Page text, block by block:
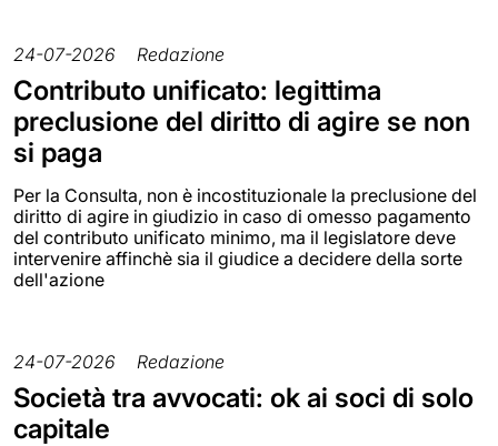
24-07-2026 Redazione
Contributo unificato: legittima
preclusione del diritto di agire se non
si paga
Per la Consulta, non è incostituzionale la preclusione del
diritto di agire in giudizio in caso di omesso pagamento
del contributo unificato minimo, ma il legislatore deve
intervenire affinchè sia il giudice a decidere della sorte
dell'azione
24-07-2026 Redazione
Società tra avvocati: ok ai soci di solo
capitale